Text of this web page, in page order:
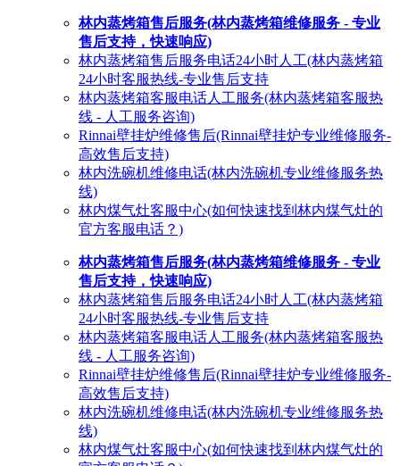
林内蒸烤箱售后服务(林内蒸烤箱维修服务 - 专业
售后支持，快速响应)
林内蒸烤箱售后服务电话24小时人工(林内蒸烤箱
24小时客服热线-专业售后支持
林内蒸烤箱客服电话人工服务(林内蒸烤箱客服热
线 - 人工服务咨询)
Rinnai壁挂炉维修售后(Rinnai壁挂炉专业维修服务-
高效售后支持)
林内洗碗机维修电话(林内洗碗机专业维修服务热
线)
林内煤气灶客服中心(如何快速找到林内煤气灶的
官方客服电话？)
林内蒸烤箱售后服务(林内蒸烤箱维修服务 - 专业
售后支持，快速响应)
林内蒸烤箱售后服务电话24小时人工(林内蒸烤箱
24小时客服热线-专业售后支持
林内蒸烤箱客服电话人工服务(林内蒸烤箱客服热
线 - 人工服务咨询)
Rinnai壁挂炉维修售后(Rinnai壁挂炉专业维修服务-
高效售后支持)
林内洗碗机维修电话(林内洗碗机专业维修服务热
线)
林内煤气灶客服中心(如何快速找到林内煤气灶的